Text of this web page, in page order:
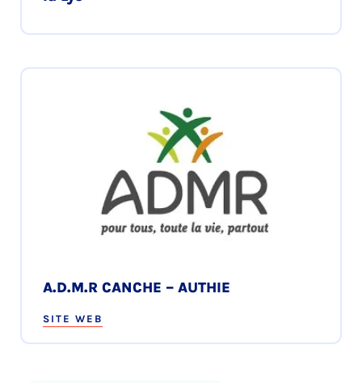
A.D.M.R CANCHE – AUTHIE
SITE WEB